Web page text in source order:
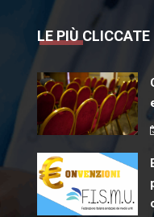
LE PIÙ CLICCATE